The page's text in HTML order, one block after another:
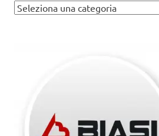
Assistenza